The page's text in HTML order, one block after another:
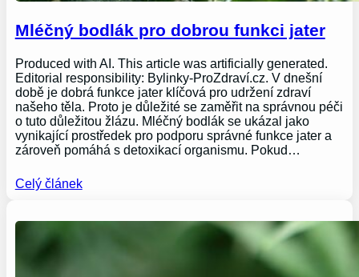
Mléčný bodlák pro dobrou funkci jater
Produced with AI. This article was artificially generated.
Editorial responsibility: Bylinky-ProZdraví.cz. V dnešní
době je dobrá funkce jater klíčová pro udržení zdraví
našeho těla. Proto je důležité se zaměřit na správnou péči
o tuto důležitou žlázu. Mléčný bodlák se ukázal jako
vynikající prostředek pro podporu správné funkce jater a
zároveň pomáhá s detoxikací organismu. Pokud…
Celý článek